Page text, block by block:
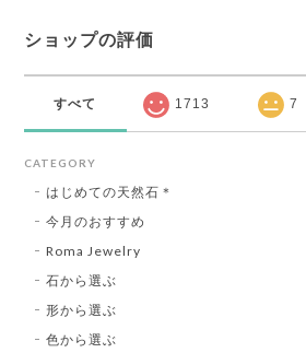
ショップの評価
すべて 1713 7
CATEGORY
はじめての天然石＊
今月のおすすめ
Roma Jewelry
石から選ぶ
形から選ぶ
色から選ぶ